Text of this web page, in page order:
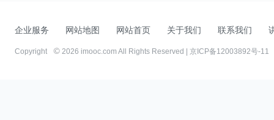
企业服务 网站地图 网站首页 关于我们 联系我们
Copyright 2026 imooc.com All Rights Reserved | 京ICP备12003892号-11